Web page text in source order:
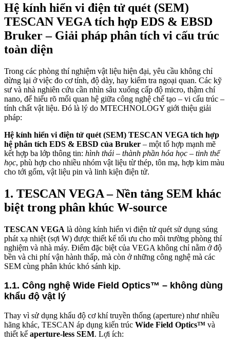
Hệ kính hiển vi điện tử quét (SEM)
TESCAN VEGA tích hợp EDS & EBSD
Bruker – Giải pháp phân tích vi cấu trúc
toàn diện
Trong các phòng thí nghiệm vật liệu hiện đại, yêu cầu không chỉ
dừng lại ở việc đo cơ tính, độ dày, hay kiểm tra ngoại quan. Các kỹ
sư và nhà nghiên cứu cần nhìn sâu xuống cấp độ micro, thậm chí
nano, để hiểu rõ mối quan hệ giữa công nghệ chế tạo – vi cấu trúc –
tính chất vật liệu. Đó là lý do MTECHNOLOGY giới thiệu giải
pháp:
Hệ kính hiển vi điện tử quét (SEM) TESCAN VEGA tích hợp
hệ phân tích EDS & EBSD của Bruker – một tổ hợp mạnh mẽ
kết hợp ba lớp thông tin: hình thái – thành phần hóa học – tinh thể
học, phù hợp cho nhiều nhóm vật liệu từ thép, tôn mạ, hợp kim màu
cho tới gốm, vật liệu pin và linh kiện điện tử.
1. TESCAN VEGA – Nền tảng SEM khác
biệt trong phân khúc W-source
TESCAN VEGA là dòng kính hiển vi điện tử quét sử dụng súng
phát xạ nhiệt (sợi W) được thiết kế tối ưu cho môi trường phòng thí
nghiệm và nhà máy. Điểm đặc biệt của VEGA không chỉ nằm ở độ
bền và chi phí vận hành thấp, mà còn ở những công nghệ mà các
SEM cùng phân khúc khó sánh kịp.
1.1. Công nghệ Wide Field Optics™ – không dùng
khẩu độ vật lý
Thay vì sử dụng khẩu độ cơ khí truyền thống (aperture) như nhiều
hãng khác, TESCAN áp dụng kiến trúc Wide Field Optics™ và
thiết kế aperture-less SEM. Lợi ích: